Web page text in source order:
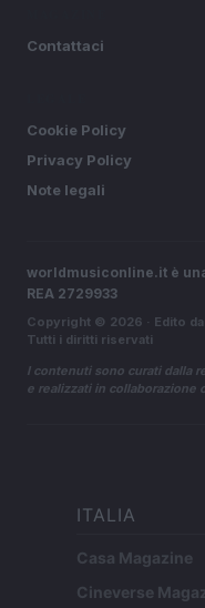
Contattaci
Cookie Policy
Privacy Policy
Note legali
worldmusiconline.it è
REA 2729933
Copyright © 2026 · Edito
Tutti i diritti riservati
I contenuti sono curati dalla
e realizzati in collaborazione
ITALIA
Casa Magazine
Cineverse